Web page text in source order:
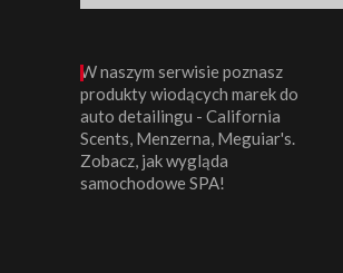
W naszym serwisie poznasz
produkty wiodących marek do
auto detailingu - California
Scents, Menzerna, Meguiar's.
Zobacz, jak wygląda
samochodowe SPA!